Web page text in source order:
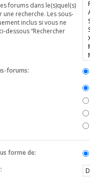
forums dans le(s)quel(s)
recherche. Les sous-
inclus si vous ne
dessous “Rechercher
forums:
forme de: